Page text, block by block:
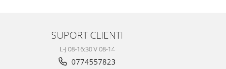
SUPORT CLIENTI
L-J 08-16:30 V 08-14
0774557823